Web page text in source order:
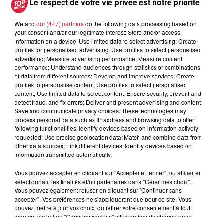
À découvrir également
We and our (447) partnersdo the following data processing based on
your consent and/or our legitimate interest: Store and/or access
information on a device; Use limited data to select advertising; Create
profiles for personalised advertising; Use profiles to select personalised
advertising; Measure advertising performance; Measure content
performance; Understand audiences through statistics or combinations
of data from different sources; Develop and improve services; Create
profiles to personalise content; Use profiles to select personalised
content; Use limited data to select content; Ensure security, prevent and
detect fraud, and fix errors; Deliver and present advertising and content;
Save and communicate privacy choices. These technologies may
process personal data such as IP address and browsing data to offer
following functionalities: Identify devices based on information actively
requested; Use precise geolocation data; Match and combine data from
other data sources; Link different devices; Identify devices based on
information transmitted automatically.
Vous pouvez accepter en cliquant sur "Accepter et fermer", ou affiner en
sélectionnant les finalités et/ou partenaires dans "Gérer mes choix".
Vous pouvez également refuser en cliquant sur "Continuer sans
accepter". Vos préférences ne s'appliqueront que pour ce site. Vous
pouvez mettre à jour vos choix, ou retirer votre consentement à tout